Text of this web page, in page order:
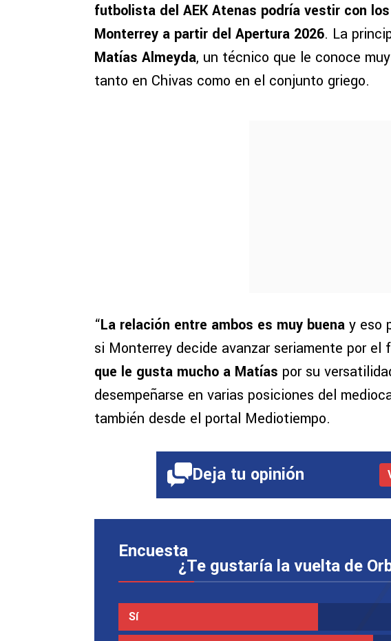
futbolista del AEK Atenas podría vestir con
Monterrey a partir del Apertura 2026. La
Matías Almeyda, un técnico que le conoce
tanto en Chivas como en el conjunto griego.
“La relación entre ambos es muy buena y eso
si Monterrey decide avanzar seriamente por el
que le gusta mucho a Matías por su
desempeñarse en varias posiciones del
también desde el portal Mediotiempo.
Deja tu opinión
Encuesta
¿Te gustaría la vuelta de
Sí